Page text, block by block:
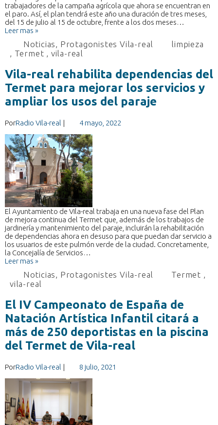
trabajadores de la campaña agrícola que ahora se encuentran en
el paro. Así, el plan tendrá este año una duración de tres meses,
del 15 de julio al 15 de octubre, frente a los dos meses…
Leer mas »
Noticias Protagonistes Vila-real
limpieza
Termet vila-real
Vila-real rehabilita dependencias del
Termet para mejorar los servicios y
ampliar los usos del paraje
PorRadio Vila-real | 4 mayo, 2022
El Ayuntamiento de Vila-real trabaja en una nueva fase del Plan
de mejora continua del Termet que, además de los trabajos de
jardinería y mantenimiento del paraje, incluirán la rehabilitación
de dependencias ahora en desuso para que puedan dar servicio a
los usuarios de este pulmón verde de la ciudad. Concretamente,
la Concejalía de Servicios…
Leer mas »
Noticias Protagonistes Vila-real Termet
vila-real
El IV Campeonato de España de
Natación Artística Infantil citará a
más de 250 deportistas en la piscina
del Termet de Vila-real
PorRadio Vila-real | 8 julio, 2021